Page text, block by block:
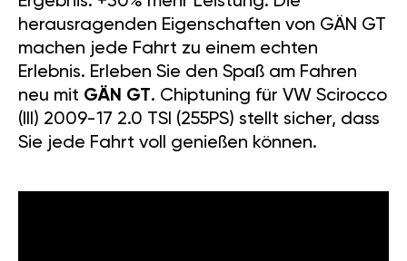
herausragenden Eigenschaften von GÄN GT
machen jede Fahrt zu einem echten
Erlebnis. Erleben Sie den Spaß am Fahren
neu mit GÄN GT. Chiptuning für VW Scirocco
(III) 2009-17 2.0 TSI (255PS) stellt sicher, dass
Sie jede Fahrt voll genießen können.